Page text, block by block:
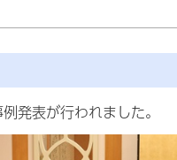
発表が行われました。